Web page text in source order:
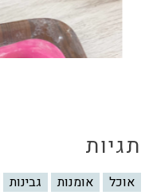
תגיות
אוכל אומנות גבינות